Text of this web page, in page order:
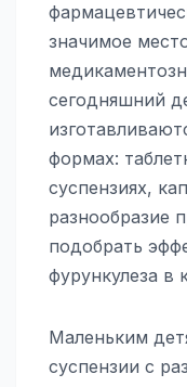
значимое
сегодняшний
формах:
суспензиях,
разнообразие
подобрать
фурункулеза в
Маленьким
суспензии с